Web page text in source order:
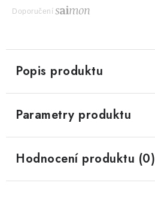
Doporučení
Popis produktu
Parametry produktu
Hodnocení produktu (0)